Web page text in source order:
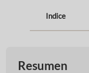
Indice
Resumen